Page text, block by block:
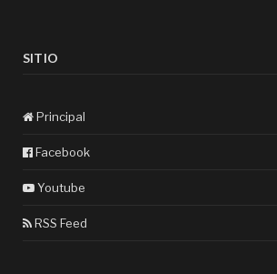
SITIO
Principal
Facebook
Youtube
RSS Feed